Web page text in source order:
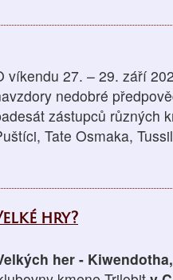
víkendu 27. – 29. září
nedobré
zástupců různých
Tate Osmaka,
hry?
her -